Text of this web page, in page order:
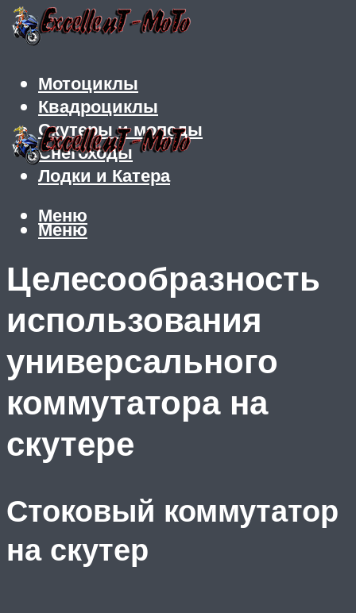
Мотоциклы
Квадроциклы
Скутеры и мопеды
Снегоходы
Лодки и Катера
Меню
Меню
Целесообразность
использования
универсального
коммутатора на
скутере
Стоковый коммутатор
на скутер